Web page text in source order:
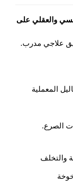
والعقلي على
.
المعملية
الصرع.
والتخلف